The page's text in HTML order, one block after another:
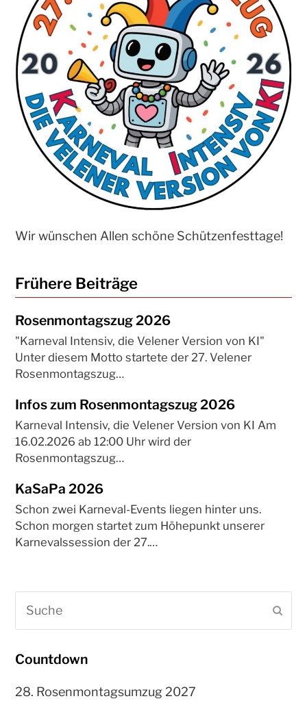
Wir wünschen Allen schöne Schützenfesttage!
Frühere Beiträge
Rosenmontagszug 2026
"Karneval Intensiv, die Velener Version von KI"
Unter diesem Motto startete der 27. Velener
Rosenmontagszug…
Infos zum Rosenmontagszug 2026
Karneval Intensiv, die Velener Version von KI Am
16.02.2026 ab 12:00 Uhr wird der
Rosenmontagszug…
KaSaPa 2026
Schon zwei Karneval-Events liegen hinter uns.
Schon morgen startet zum Höhepunkt unserer
Karnevalssession der 27.…
Countdown
28. Rosenmontagsumzug 2027